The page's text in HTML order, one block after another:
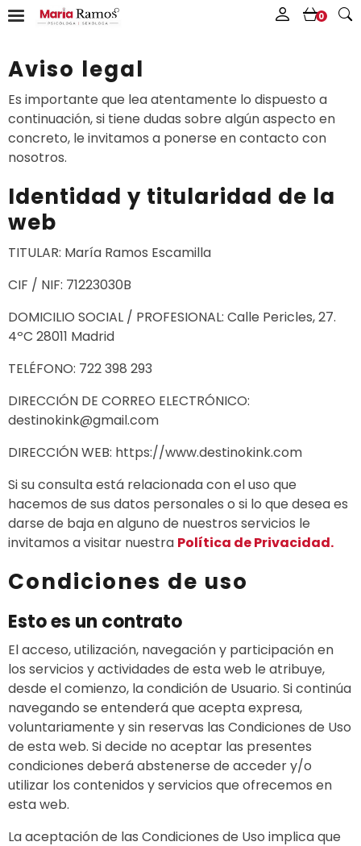
0
Aviso legal
Es importante que lea atentamente lo dispuesto a
continuación, si tiene dudas sobre algún aspecto en
concreto, le invitamos a ponerse en contacto con
nosotros.
Identidad y titularidad de la
web
TITULAR: María Ramos Escamilla
CIF / NIF: 71223030B
DOMICILIO SOCIAL / PROFESIONAL: Calle Pericles, 27.
4ºC 28011 Madrid
TELÉFONO: 722 398 293
DIRECCIÓN DE CORREO ELECTRÓNICO:
destinokink@gmail.com
DIRECCIÓN WEB: https://www.destinokink.com
Si su consulta está relacionada con el uso que
hacemos de sus datos personales o si lo que desea es
darse de baja en alguno de nuestros servicios le
invitamos a visitar nuestra Política de Privacidad.
Condiciones de uso
Esto es un contrato
El acceso, utilización, navegación y participación en
los servicios y actividades de esta web le atribuye,
desde el comienzo, la condición de Usuario. Si continúa
navegando se entenderá que acepta expresa,
voluntariamente y sin reservas las Condiciones de Uso
de esta web. Si decide no aceptar las presentes
condiciones deberá abstenerse de acceder y/o
utilizar los contenidos y servicios que ofrecemos en
esta web.
La aceptación de las Condiciones de Uso implica que